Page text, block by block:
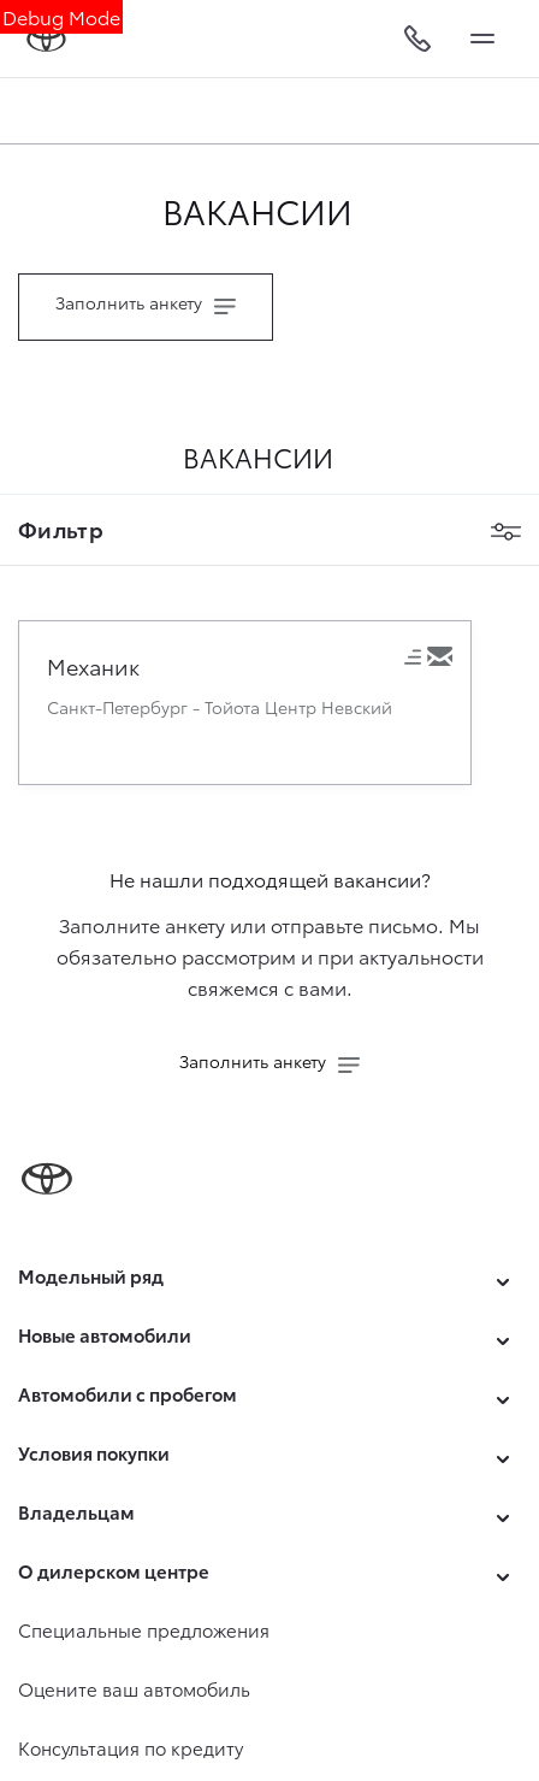
Debug Mode
ВАКАНСИИ
Заполнить анкету
ВАКАНСИИ
Фильтр
Механик
Санкт-Петербург - Тойота Центр Невский
Не нашли подходящей вакансии?
Заполните анкету или отправьте письмо. Мы
обязательно рассмотрим и при актуальности
свяжемcя с вами.
Заполнить анкету
Модельный ряд
Новые автомобили
Автомобили с пробегом
Условия покупки
Владельцам
О дилерском центре
Специальные предложения
Оцените ваш автомобиль
Консультация по кредиту